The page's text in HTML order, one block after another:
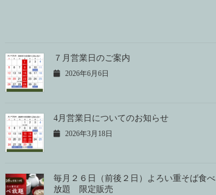
７月営業日のご案内
2026年6月6日
4月営業日についてのお知らせ
2026年3月18日
毎月２６日（前後２日）よろい重そば食べ
放題 限定販売